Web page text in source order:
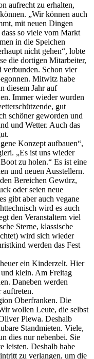
aufrecht zu erhalten,
„Wir können auch
mit neuen Dingen
so viele vom Markt
in die Speichen
nicht gehen“, lobte
die dortigen Mitarbeiter,
verbunden. Schon vier
Mitwitz habe
diesem Jahr auf
Immer wieder wurden
gut
schöner geworden und
und Wetter. Auch das
Konzept aufbauen“,
„Es ist uns wieder
zu holen.“ Es ist eine
und neuen Ausstellern.
Bereichen Gewürz,
oder seien neue
gibt aber auch vegane
wird es auch
den Veranstaltern viel
Sterne, klassische
wird sich wieder
werden das Fest
ein Kinderzelt. Hier
klein. Am Freitag
Daneben werden
auftreten.
Oberfranken. Die
wollen Leute, die selbst
Plewa. Deshalb
Standmieten. Viele,
dies nur nebenbei. Sie
leisten. Deshalb habe
zu verlangen, um die